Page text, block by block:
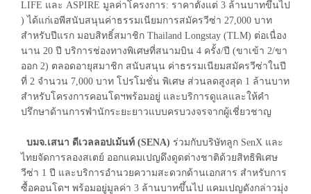
LIFE และ ASPIRE มูลค่าโครงการ: ราคาตั้งแต่ 3 ล้านบาทขึ้นไป
) ได้แก่เอพีสนับสนุนค่าธรรมเนียมการสมัครวีซ่า 27,000 บาท
สำหรับปีแรก มอบสิทธิ์สมาชิก Thailand Longstay (TLM) ต่อเนื่อง
นาน 20 ปี บริการช่องทางพิเศษที่สนามบิน 4 ครั้ง/ปี (ขาเข้า 2/ขา
ออก 2) ตลอดอายุสมาชิก สนับสนุน ค่าธรรมเนียมสมัครวีซ่าในปี
ที่ 2 จำนวน 7,000 บาท โปรโมชั่น พิเศษ ส่วนลดสูงสุด 1 ล้านบาท
สำหรับโครงการคอนโดฯพร้อมอยู่ และบริการดูแลและให้คำ
ปรึกษาด้านการพำนักระยะยาวแบบครบวงจรจากผู้เชี่ยวชาญ
บมจ.เสนา ดีเวลลอปเม้นท์ (SENA) ร่วมกับบริษัทลูก SenX และ
ไทยจัดการลองสเตย์ ออกแคมเปญดึงดูดต่างชาติด้วยสิทธิพิเศษ
วีซ่า 1 ปี และบริการอำนวยความสะดวกด้านเอกสาร สำหรับการ
ซื้อคอนโดฯ พร้อมอยู่มูลค่า 3 ล้านบาทขึ้นไป แคมเปญดังกล่าวมุ่ง